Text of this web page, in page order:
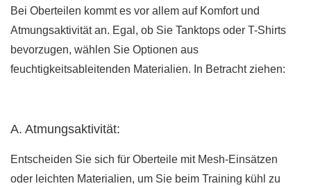
Bei Oberteilen kommt es vor allem auf Komfort und
Atmungsaktivität an. Egal, ob Sie Tanktops oder T-Shirts
bevorzugen, wählen Sie Optionen aus
feuchtigkeitsableitenden Materialien. In Betracht ziehen:
A. Atmungsaktivität:
Entscheiden Sie sich für Oberteile mit Mesh-Einsätzen
oder leichten Materialien, um Sie beim Training kühl zu